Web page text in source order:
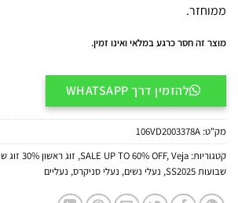
ממוחזר.
מוצר זה חסר כרגע במלאי ואינו זמין.
להזמין דרך WHATSAPP
מק"ט: 106VD2003378A
קטגוריות:
SALE UP TO 60% OFF,Veja
, זוג ראשון 30% זוג שני 60%
שבועות SS2025
, נעלי נשים, נעלי סניקרס, נעליים